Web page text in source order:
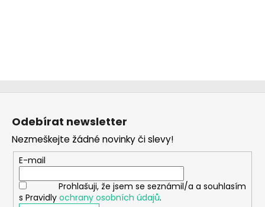
Z
Odebírat newsletter
Nezmeškejte žádné novinky či slevy!
E-mail
Prohlašuji, že jsem se seznámil/a a souhlasím
s Pravidly ochrany osobních údajů.